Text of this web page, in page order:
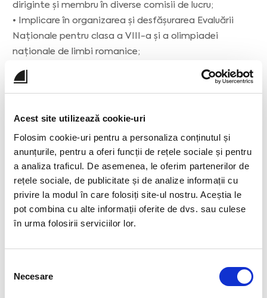
Acest site utilizează cookie-uri
Folosim cookie-uri pentru a personaliza conținutul și
anunțurile, pentru a oferi funcții de rețele sociale și pentru
a analiza traficul. De asemenea, le oferim partenerilor de
rețele sociale, de publicitate și de analize informații cu
privire la modul în care folosiți site-ul nostru. Aceștia le
pot combina cu alte informații oferite de dvs. sau culese
în urma folosirii serviciilor lor.
consimțământului
Necesare
diriginte și membru în diverse comisii de lucru;
• Implicare în organizarea și desfășurarea Evaluării
Naționale pentru clasa a VIII-a și a olimpiadei
naționale de limbi romanice;
• Responsabil pentru coordonarea proiectelor
educaționale la nivel național și internațional.
Liceului Tehnologic „Plopenii Mari” (2021-2024)
• Activități specifice Comisiei de Educație și
Activități Cultural-Educative (CEAC).